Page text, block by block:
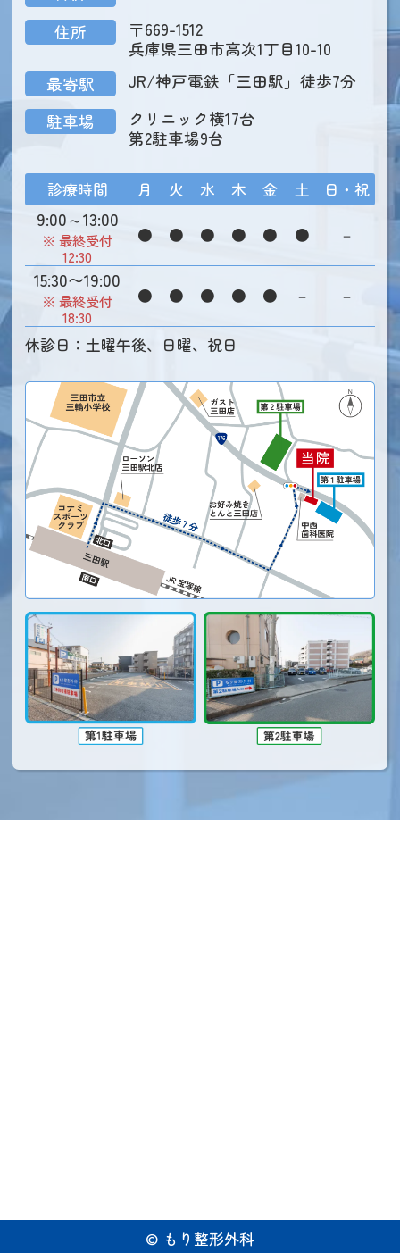
住所
〒669-1512
兵庫県三田市高次1丁目10-10
最寄駅
JR/神戸電鉄「三田駅」徒歩7分
駐車場
クリニック横17台
第2駐車場9台
休診日：土曜午後、日曜、祝日
診療時間 月 火 水 木 金 土 日・祝
9:00～13:00
※ 最終受付
12:30
● ● ● ● ● ● －
15:30〜19:00
※ 最終受付
18:30
● ● ● ● ● － －
© もり整形外科